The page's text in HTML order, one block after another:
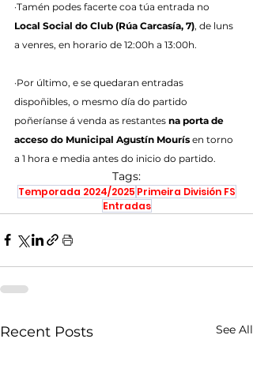
·Tamén podes facerte coa túa entrada no
Local Social do Club (Rúa Carcasía, 7), de luns
a venres, en horario de 12:00h a 13:00h.
·Por último, e se quedaran entradas
dispoñibles, o mesmo día do partido
poñeríanse á venda as restantes na porta de
acceso do Municipal Agustín Mourís en torno
a 1 hora e media antes do inicio do partido.
Tags:
Temporada 2024/2025 Primeira División FS
Entradas
Recent Posts See All